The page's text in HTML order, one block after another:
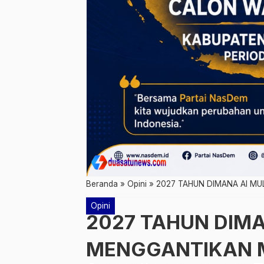
Beranda » Opini » 2027 TAHUN DIMANA AI
Opini
2027 TAHUN
MENGGANTIKAN